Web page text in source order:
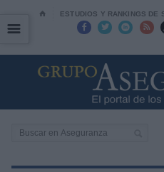
⌂ ESTUDIOS Y RANKINGS DE
   
☰
☰